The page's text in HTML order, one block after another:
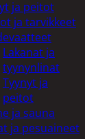
ja peitot
ja tarvikkeet
Lakanat ja
tyynynlinat
Tyynyt ja
peitot
ja sauna
ja pesuaineet